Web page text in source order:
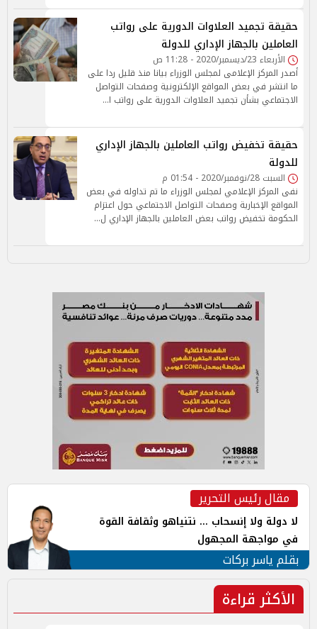
حقيقة تجميد العلاوات الدورية على رواتب
العاملين بالجهاز الإداري للدولة
الأربعاء 23/ديسمبر/2020 - 11:28 ص
أصدر المركز الإعلامى لمجلس الوزراء بيانا منذ قليل ردا على
ما انتشر في بعض المواقع الإلكترونية وصفحات التواصل
الاجتماعي بشأن تجميد العلاوات الدورية على رواتب ا…
حقيقة تخفيض رواتب العاملين بالجهاز الإداري
للدولة
السبت 28/نوفمبر/2020 - 01:54 م
نفى المركز الإعلامي لمجلس الوزراء ما تم تداوله في بعض
المواقع الإخبارية وصفحات التواصل الاجتماعي حول اعتزام
الحكومة تخفيض رواتب بعض العاملين بالجهاز الإداري ل…
مقال رئيس التحرير
لا دولة ولا إنسحاب ... نتنياهو وثقافة القوة
في مواجهة المجهول
بقلم ياسر بركات
الأكثر قراءة